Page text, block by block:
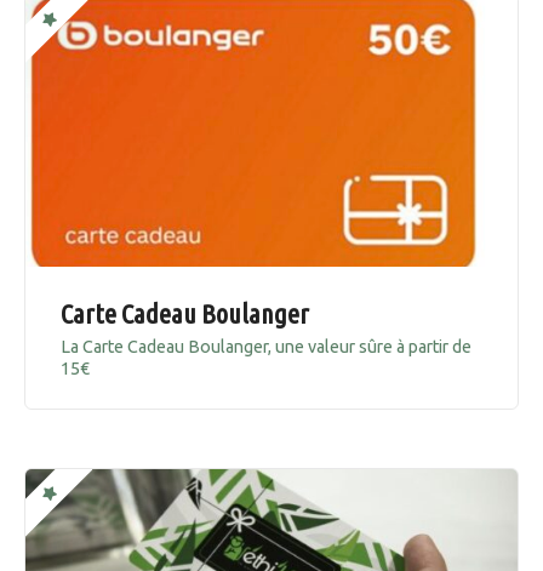
Carte Cadeau Boulanger
La Carte Cadeau Boulanger, une valeur sûre à partir de
15€